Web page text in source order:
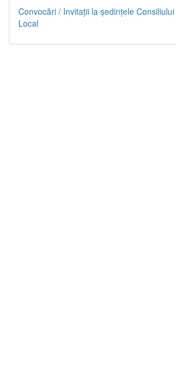
Convocări / Invitaţii la şedinţele Consiliului
Local